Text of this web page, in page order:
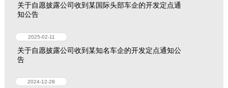
关于自愿披露公司收到某国际头部车企的开发定点通
知公告
2025-02-11
关于自愿披露公司收到某知名车企的开发定点通知公
告
2024-12-28